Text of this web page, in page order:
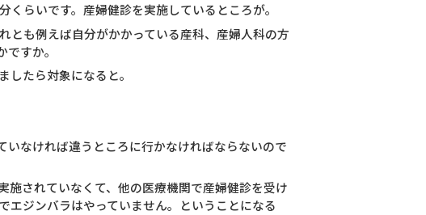
らいです。産婦健診を実施しているところが。
とも例えば自分がかかっている産科、産婦人科の方
すか。
たら対象になると。
なければ違うところに行かなければならないので
されていなくて、他の医療機関で産婦健診を受け
エジンバラはやっていません。ということになる